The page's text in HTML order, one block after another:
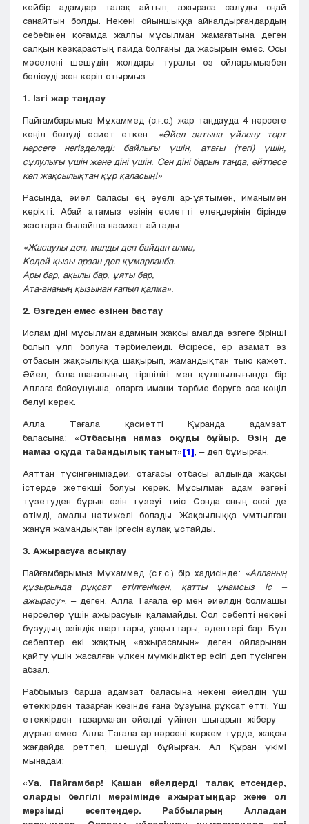
кейбір адамдар талақ айтып, ажыраса салуды оңай
санайтын болды. Некені ойыншыққа айналдырғандардың
себебінен қоғамда жалпы мұсылман жамағатына деген
салқын көзқарастың пайда болғаны да жасырын емес. Осы
мәселені шешудің жолдары туралы өз ойларымызбен
бөлісуді жөн көріп отырмыз.
1. Ізгі жар таңдау
Пайғамбарымыз Мұхаммед (с.ғ.с.) жар таңдауда 4 нәрсеге
көңіл бөлуді өсиет еткен:
«Әйел затына үйлену төрт
нәрсеге негізделеді: байлығы үшін, атағы (тегі) үшін,
сұлулығы үшін және діні үшін. Сен діні барын таңда, әйтпесе
көп жақсылықтан құр қаласың!»
Расында, әйел баласы ең әуелі ар-ұятымен, иманымен
көрікті. Абай атамыз өзінің өсиетті өлеңдерінің бірінде
жастарға былайша насихат айтады:
«Жасаулы деп, малды деп байдан алма,
Кедей қызы арзан деп құмарланба.
Ары бар, ақылы бар, ұяты бар,
Ата-ананың қызынан ғапыл қалма».
2. Өзгеден емес өзінен бастау
Ислам діні мұсылман адамның жақсы амалда өзгеге бірінші
болып үлгі болуға тәрбиелейді. Әсіресе, ер азамат өз
отбасын жақсылыққа шақырып, жамандықтан тыю қажет.
Әйел, бала-шағасының тіршілігі мен құлшылығында бір
Аллаға бойсұнуына, оларға имани тәрбие беруге аса көңіл
бөлуі керек.
Алла Тағала қасиетті Құранда адамзат
баласына: «Отбасыңа намаз оқуды бұйыр. Өзің де
намаз оқуда табандылық таныт»[1] , – деп бұйырған.
Аяттан түсінгеніміздей, отағасы отбасы алдында жақсы
істерде жетекші болуы керек. Мұсылман адам өзгені
түзетуден бұрын өзін түзеуі тиіс. Сонда оның сөзі де
өтімді, амалы нәтижелі болады. Жақсылыққа ұмтылған
жанұя жамандықтан іргесін аулақ ұстайды.
3. Ажырасуға асықпау
Пайғамбарымыз Мұхаммед (с.ғ.с.) бір хадисінде: «Алланың
құзырында рұқсат етілгенімен, қатты ұнамсыз іс –
ажырасу» , – деген. Алла Тағала ер мен әйелдің болмашы
нәрселер үшін ажырасуын қаламайды. Сол себепті некені
бұзудың өзіндік шарттары, уақыттары, әдептері бар. Бұл
себептер екі жақтың «ажырасамын» деген ойларынан
қайту үшін жасалған үлкен мүмкіндіктер есігі деп түсінген
абзал.
Раббымыз барша адамзат баласына некені әйелдің үш
етеккірден тазарған кезінде ғана бұзуына рұқсат етті. Үш
етеккірден тазармаған әйелді үйінен шығарып жіберу –
дұрыс емес. Алла Тағала әр нәрсені көркем түрде, жақсы
жағдайда реттеп, шешуді бұйырған. Ал Құран үкімі
мынадай:
«Уа, Пайғамбар! Қашан әйелдерді талақ етсеңдер,
оларды белгілі мерзімінде ажыратыңдар және ол
мерзімді есептеңдер. Раббыларың Алладан